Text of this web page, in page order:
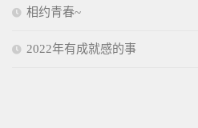
相约青春~
2022年有成就感的事